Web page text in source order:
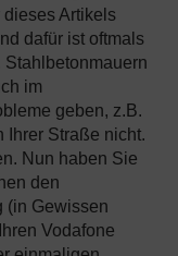
Artikels
dafür ist oftmals
Stahlbetonmauern
im
geben, z.B.
Ihrer Straße nicht.
Nun haben Sie
den
(in Gewissen
Vodafone